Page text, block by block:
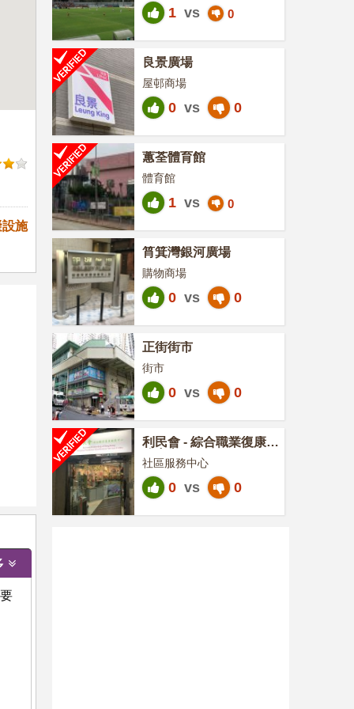
施
1 vs 0
良景廣場
屋邨商場
0 vs 0
蕙荃體育館
體育館
1 vs 0
筲箕灣銀河廣場
購物商場
0 vs 0
正街街市
街市
0 vs 0
利民會 - 綜合職業復康服
務中心
社區服務中心
0 vs 0